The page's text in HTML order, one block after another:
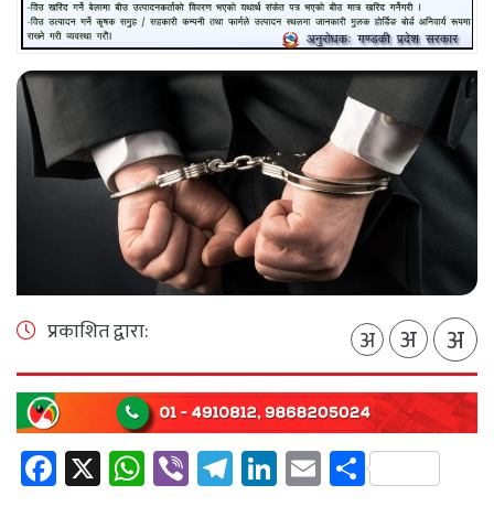
प्रकाशित द्वारा: अ अ अ
Facebook
X WhatsApp
ViberTelegram
LinkedIn
EmailShare